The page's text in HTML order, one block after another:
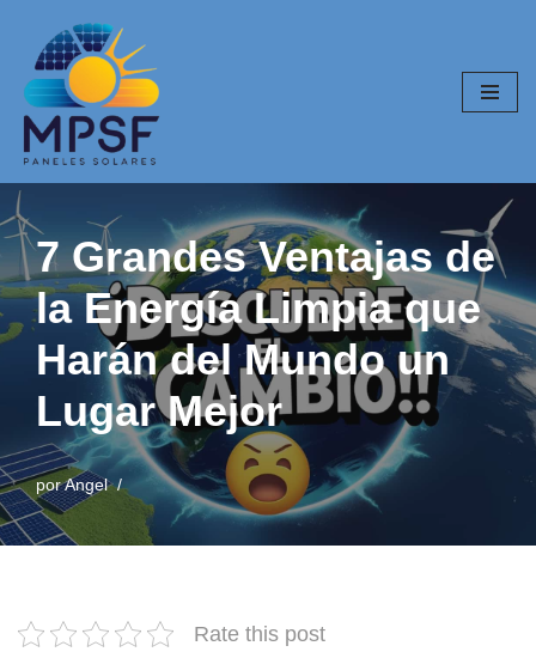
Saltar
al
contenido
7 Grandes Ventajas de
la Energía Limpia que
Harán del Mundo un
Lugar Mejor
porAngel
Rate this post